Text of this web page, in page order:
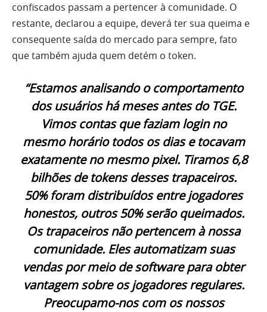
confiscados passam a pertencer à comunidade. O
restante, declarou a equipe, deverá ter sua queima e
consequente saída do mercado para sempre, fato
que também ajuda quem detém o token.
“Estamos analisando o comportamento
dos usuários há meses antes do TGE.
Vimos contas que faziam login no
mesmo horário todos os dias e tocavam
exatamente no mesmo pixel. Tiramos 6,8
bilhões de tokens desses trapaceiros.
50% foram distribuídos entre jogadores
honestos, outros 50% serão queimados.
Os trapaceiros não pertencem à nossa
comunidade. Eles automatizam suas
vendas por meio de software para obter
vantagem sobre os jogadores regulares.
Preocupamo-nos com os nossos